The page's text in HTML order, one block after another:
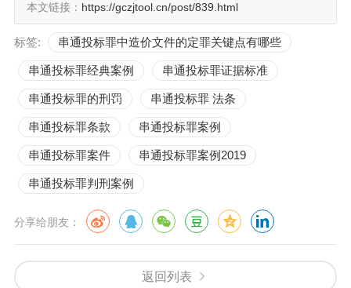
本文链接： https://gczjtool.cn/post/839.html
标签: 串通投标罪中造价文件的定罪关键点有哪些
串通投标罪经典案例 串通投标罪证据标准
串通投标罪的刑罚 串通投标罪 法条
串通投标罪条款 串通投标罪案例
串通投标罪案件 串通投标罪案例2019
串通投标罪判刑案例
分享给朋友：
返回列表